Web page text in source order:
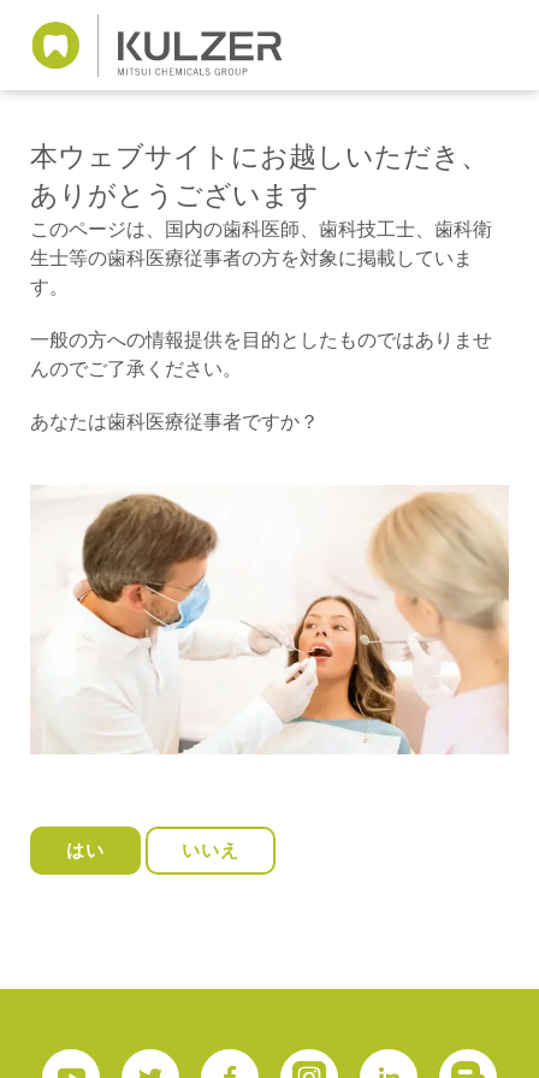
本ウェブサイトにお越しいただき、
ありがとうございます
このページは、国内の歯科医師、歯科技工士、歯科衛
生士等の歯科医療従事者の方を対象に掲載していま
す。
一般の方への情報提供を目的としたものではありませ
んのでご了承ください。
あなたは歯科医療従事者ですか？